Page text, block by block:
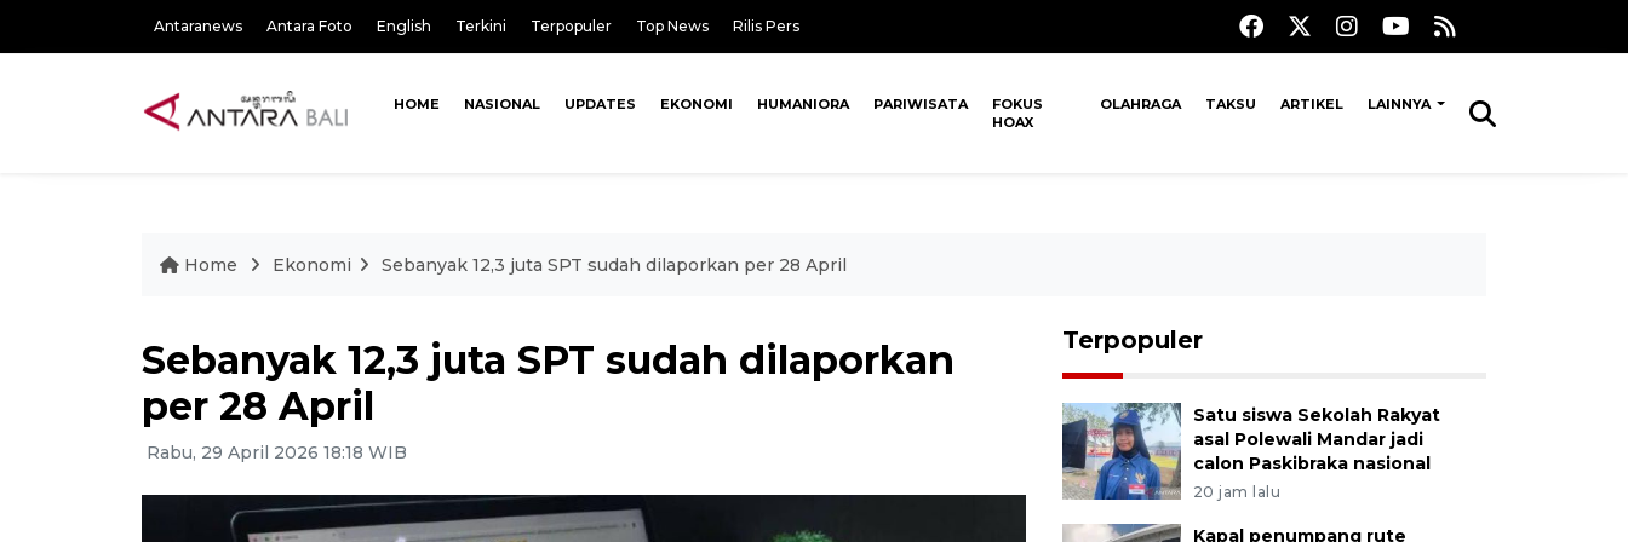
Antaranews Antara Foto English Terkini Terpopuler Top News Rilis Pers
HOME NASIONAL UPDATES EKONOMI HUMANIORA PARIWISATA
FOKUS
HOAX
OLAHRAGA TAKSU ARTIKEL LAINNYA
Home Ekonomi Sebanyak 12,3 juta SPT sudah dilaporkan per 28 April
Sebanyak 12,3 juta SPT sudah dilaporkan
per 28 April
Rabu, 29 April 2026 18:18 WIB
Terpopuler
Satu siswa Sekolah Rakyat
asal Polewali Mandar jadi
calon Paskibraka nasional
20 jam lalu
Kapal penumpang rute